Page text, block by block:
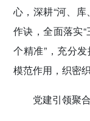
心，深耕“河、
作诀，全面落实“
个精准”，充分
模范作用，织密
党建引领聚